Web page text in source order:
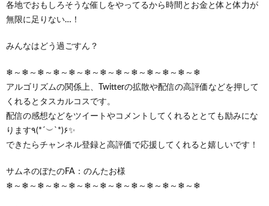
各地でおもしろそうな催しをやってるから時間とお金と体と体力が
無限に足りない…！
みんなはどう過ごすん？
❄～❄～❄～❄～❄～❄～❄～❄～❄～❄～❄～❄～❄
アルゴリズムの関係上、Twitterの拡散や配信の高評価などを押して
くれるとタスカルコスです。
配信の感想などをツイートやコメントしてくれるととても励みにな
ります٩(*´︶`*)۶✨
できたらチャンネル登録と高評価で応援してくれると嬉しいです！
サムネのぼたのFA：のんたお様
❄～❄～❄～❄～❄～❄～❄～❄～❄～❄～❄～❄～❄